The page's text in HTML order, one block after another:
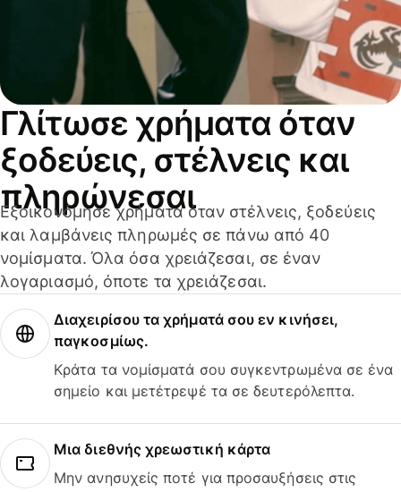
Γλίτωσε χρήματα όταν
ξοδεύεις, στέλνεις και
πληρώνεσαι
Εξοικονόμησε χρήματα όταν στέλνεις, ξοδεύεις
και λαμβάνεις πληρωμές σε πάνω από 40
νομίσματα. Όλα όσα χρειάζεσαι, σε έναν
λογαριασμό, όποτε τα χρειάζεσαι.
Διαχειρίσου τα χρήματά σου εν κινήσει,
παγκοσμίως.
Κράτα τα νομίσματά σου συγκεντρωμένα σε ένα
σημείο και μετέτρεψέ τα σε δευτερόλεπτα.
Μια διεθνής χρεωστική κάρτα
Μην ανησυχείς ποτέ για προσαυξήσεις στις